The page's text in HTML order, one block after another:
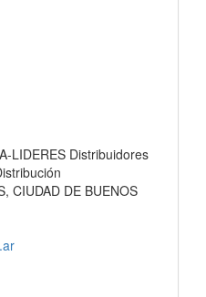
LIDERES Distribuidores
CIUDAD DE BUENOS